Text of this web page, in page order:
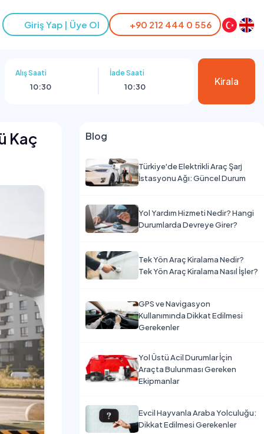
Giriş Yap | Üye Ol +90 212 444 0 556
Alış Saati
10:30
İade Saati
10:30 Kirala
Kaç
Blog
Türkiye'de Elektrikli Araç Şarj
İstasyonu Ağı: Güncel Durum
Yol Yardım Hizmeti Nedir? Hangi
Durumlarda Devreye Girer?
Tek Yön Araç Kiralama Nedir?
Tek Yön Araç Kiralama Nasıl İşler?
GPS ve Navigasyon
Kullanımında Dikkat Edilmesi
Gerekenler
Yol Üstü Acil Durumlar İçin
Araçta Bulunması Gereken
Ekipmanlar
Evcil Hayvanla Araba Yolculuğu:
Dikkat Edilmesi Gerekenler